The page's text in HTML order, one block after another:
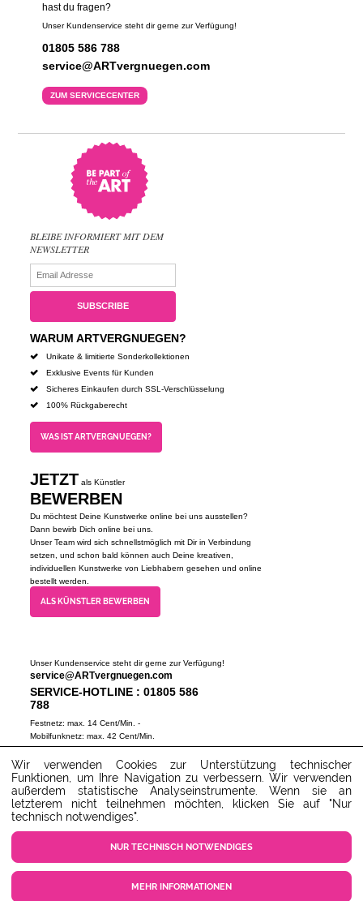
hast du fragen?
Unser Kundenservice steht dir gerne zur Verfügung!
01805 586 788
service@ARTvergnuegen.com
ZUM SERVICECENTER
BLEIBE INFORMIERT MIT DEM
NEWSLETTER
WARUM ARTVERGNUEGEN?
Unikate & limitierte Sonderkollektionen
Exklusive Events für Kunden
Sicheres Einkaufen durch SSL-Verschlüsselung
100% Rückgaberecht
WAS IST ARTVERGNUEGEN?
JETZT als Künstler
BEWERBEN
Du möchtest Deine Kunstwerke online bei uns ausstellen?
Dann bewirb Dich online bei uns.
Unser Team wird sich schnellstmöglich mit Dir in Verbindung
setzen, und schon bald können auch Deine kreativen,
individuellen Kunstwerke von Liebhabern gesehen und online
bestellt werden.
ALS KÜNSTLER BEWERBEN
Unser Kundenservice steht dir gerne zur Verfügung!
service@ARTvergnuegen.com
SERVICE-HOTLINE : 01805 586
788
Festnetz: max. 14 Cent/Min. -
Mobilfunknetz: max. 42 Cent/Min.
(Mo-Do 9-18 Uhr, Fr 9-16 Uhr)
ZUM SERVICECENTER
Wir verwenden Cookies zur Unterstützung technischer
Funktionen, um Ihre Navigation zu verbessern. Wir verwenden
außerdem statistische Analyseinstrumente. Wenn sie an
letzterem nicht teilnehmen möchten, klicken Sie auf "Nur
technisch notwendiges".
NUR TECHNISCH NOTWENDIGES
MEHR INFORMATIONEN